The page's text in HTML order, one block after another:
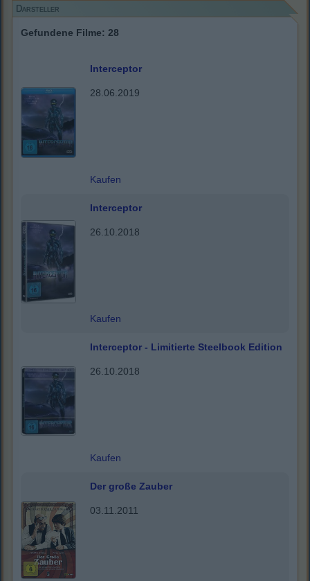
Darsteller
Gefundene Filme: 28
Interceptor
28.06.2019
Kaufen
Interceptor
26.10.2018
Kaufen
Interceptor - Limitierte Steelbook Edition
26.10.2018
Kaufen
Der große Zauber
03.11.2011